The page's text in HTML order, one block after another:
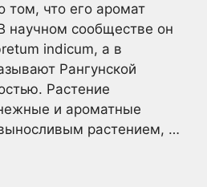
том, что его аромат
научном сообществе он
indicum, а в
Рангунской
Растение
и ароматные
растением, …